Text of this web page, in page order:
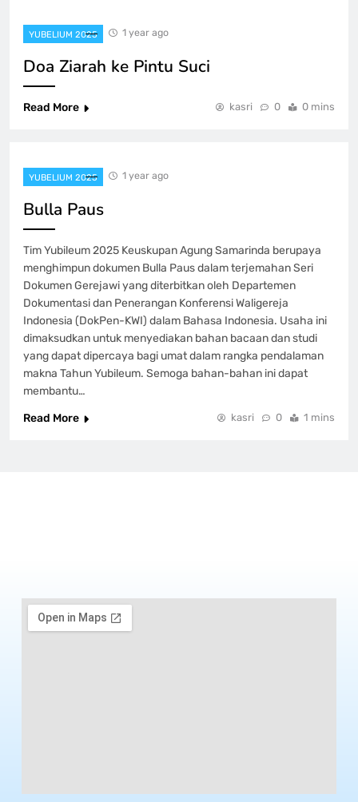
YUBELIUM 2025 1 year ago
Doa Ziarah ke Pintu Suci
Read More kasri 0 0 mins
YUBELIUM 2025 1 year ago
Bulla Paus
Tim Yubileum 2025 Keuskupan Agung Samarinda berupaya
menghimpun dokumen Bulla Paus dalam terjemahan Seri
Dokumen Gerejawi yang diterbitkan oleh Departemen
Dokumentasi dan Penerangan Konferensi Waligereja
Indonesia (DokPen-KWI) dalam Bahasa Indonesia. Usaha ini
dimaksudkan untuk menyediakan bahan bacaan dan studi
yang dapat dipercaya bagi umat dalam rangka pendalaman
makna Tahun Yubileum. Semoga bahan-bahan ini dapat
membantu…
Read More
kasri 0 1 mins